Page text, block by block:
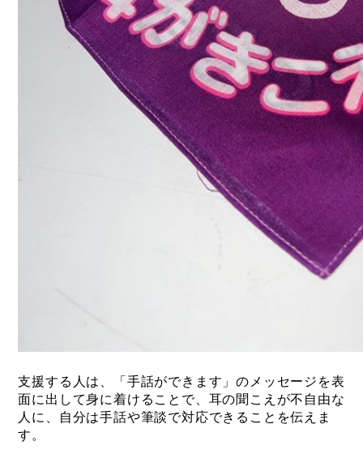
支援する人は、「手話ができます」のメッセージを表
面に出して身に着けることで、耳の聞こえが不自由な
人に、自分は手話や筆談で対応できることを伝えま
す。